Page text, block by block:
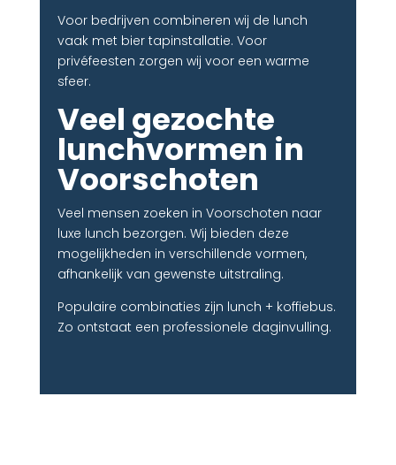
Voor bedrijven combineren wij de lunch
vaak met bier tapinstallatie. Voor
privéfeesten zorgen wij voor een warme
sfeer.
Veel gezochte
lunchvormen in
Voorschoten
Veel mensen zoeken in Voorschoten naar
luxe lunch bezorgen. Wij bieden deze
mogelijkheden in verschillende vormen,
afhankelijk van gewenste uitstraling.
Populaire combinaties zijn lunch + koffiebus.
Zo ontstaat een professionele daginvulling.